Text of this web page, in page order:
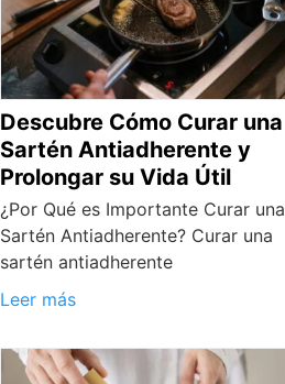
Descubre Cómo Curar una
Sartén Antiadherente y
Prolongar su Vida Útil
¿Por Qué es Importante Curar una
Sartén Antiadherente? Curar una
sartén antiadherente
Leer más